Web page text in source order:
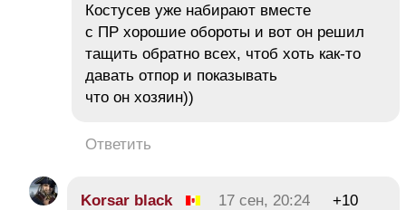
Костусев уже набирают вместе
с ПР хорошие обороты и вот он решил
тащить обратно всех, чтоб хоть как-то
давать отпор и показывать
что он хозяин))
Ответить
Korsar black 17 сен, 20:24
+10